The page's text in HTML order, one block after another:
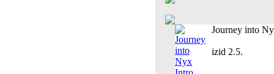
Journey into
izid 2.5.